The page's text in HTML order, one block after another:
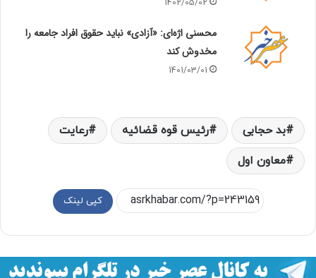
1402/05/02
محسنی اژه‌ای: «آزادی» نباید حقوق افراد جامعه را
مخدوش کند
1401/03/01
بد حجابی رئیس قوه قضائیه
رعایت
معاون اول
کپی لینک